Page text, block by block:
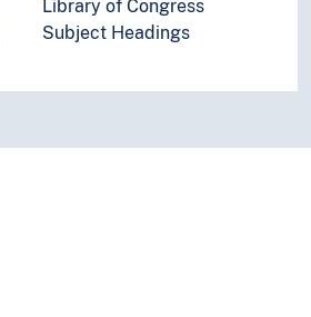
Library of Congress
Subject Headings